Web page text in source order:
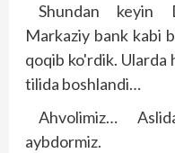
Shundan keyin
Markaziy bank kabi
qoqib ko'rdik. Ularda
tilida boshlandi…
Ahvolimiz…
aybdormiz.